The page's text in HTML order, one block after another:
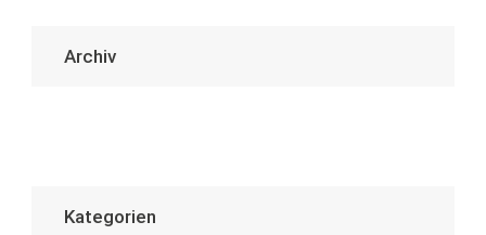
Archiv
Kategorien